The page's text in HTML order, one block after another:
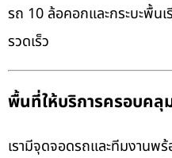
รถ 10 ล้อคอกและกระบะพื้น
รวดเร็ว
พื้นที่ให้บริการครอบคลุ
เรามีจุดจอดรถและทีมงานพ